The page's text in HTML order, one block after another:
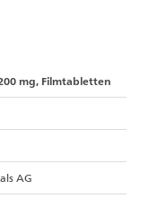
mg, Filmtabletten
AG